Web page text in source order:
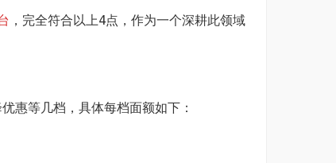
，完全符合以上4点，作为一个深耕此领域
惠等几档，具体每档面额如下：